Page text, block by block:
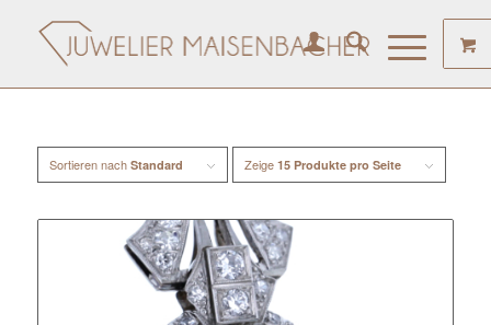
Sortieren nach Standard Zeige 15 Produkte pro Seite